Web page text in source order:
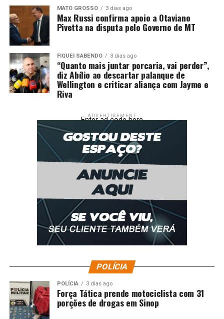
MATO GROSSO 3 dias ago
Max Russi confirma apoio a Otaviano
Pivetta na disputa pelo Governo de MT
FIQUEI SABENDO 3 dias ago
“Quanto mais juntar porcaria, vai perder”,
diz Abílio ao descartar palanque de
Wellington e criticar aliança com Jayme e
Riva
ADVERTISEMENT
Enter ad code here
POLÍCIA
POLÍCIA 3 dias ago
Força Tática prende motociclista com 31
porções de drogas em Sinop